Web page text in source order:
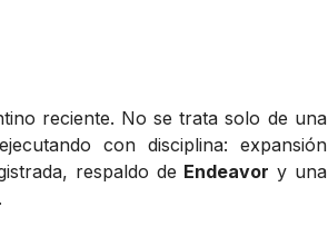
reciente. No se trata solo de una
con disciplina: expansión
respaldo de Endeavor y una